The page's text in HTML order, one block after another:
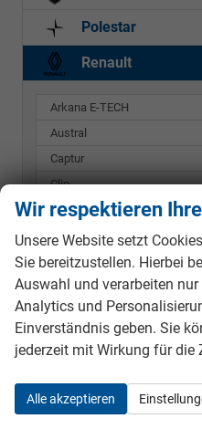
Polestar
Renault
Arkana E-TECH
Austral
Captur
Clio
Grand Kangoo
Kadjar
Kangoo
Seat
Skoda
Tesla
Wir respektieren
Unsere Website setzt
Sie bereitzustellen. Hierbei
Auswahl und verarbeiten
Analytics und
Einverständnis geben. Sie
jederzeit mit Wirkung für die
Alle akzeptieren